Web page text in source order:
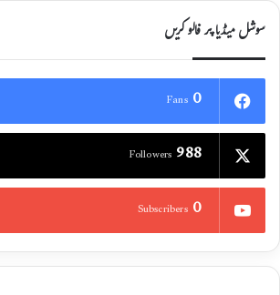
سوشل میڈیا پر فالو کریں
0
Fans
988
Followers
0
Subscribers